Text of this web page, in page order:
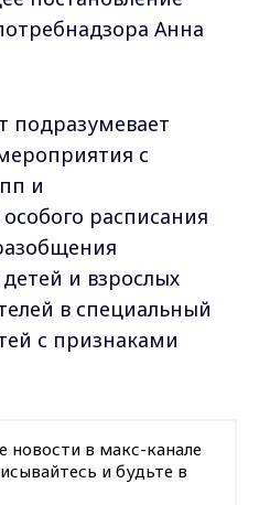
Анна
с
и
особого расписания
и взрослых
в специальный
с признаками
новости в макс-канале
и будьте в